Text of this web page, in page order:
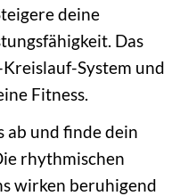
deine
Das
System und
Fitness.
ab und finde dein
rhythmischen
wirken beruhigend